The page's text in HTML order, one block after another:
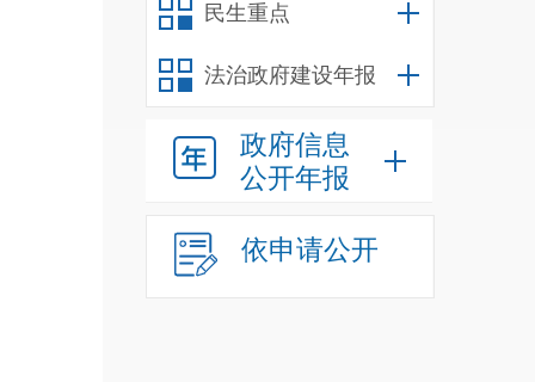
民生重点
法治政府建设年报
政府信息
公开年报
依申请公开